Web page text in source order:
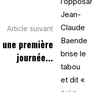
Article suivant
première
journée...